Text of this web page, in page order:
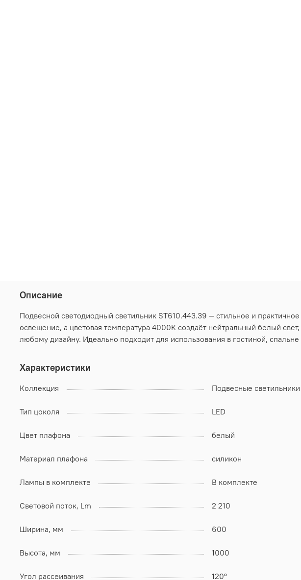
Описание
Подвесной светодиодный светильник ST610.443.39 — стильное и
освещение, а цветовая температура 4000К создаёт нейтральный белый
любому дизайну. Идеально подходит для использования в гостиной,
Характеристики
Коллекция Подвесные светильники
Тип цоколя LED
Цвет плафона белый
Материал плафона силикон
Лампы в комплекте В комплекте
Световой поток, Lm 2 210
Ширина, мм 600
Высота, мм 1000
Угол рассеивания 120°